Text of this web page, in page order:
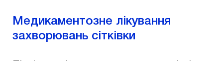
Медикаментозне лікування
захворювань сітківки